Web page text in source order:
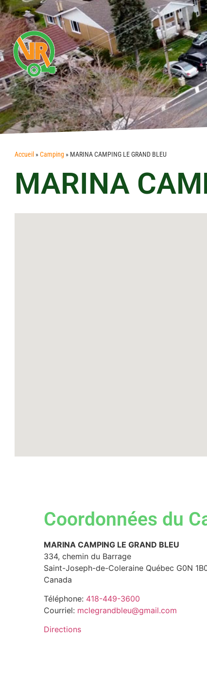
Accueil »Camping » MARINA CAMPING LE GRAND BLEU
MARINA
Coordonnées du
MARINA CAMPING LE GRAND BLEU
334, chemin du Barrage
Saint-Joseph-de-Coleraine Québec G0N
Canada
Téléphone: 418-449-3600
Courriel: mclegrandbleu@gmail.com
Directions